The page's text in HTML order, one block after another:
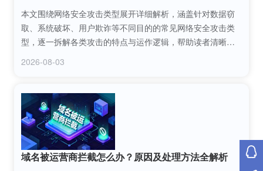
本文围绕网络安全攻击类型展开详细解析，涵盖针对数据窃
取、系统破坏、用户欺诈等不同目的的常见网络安全攻击类
型，逐一拆解各类攻击的特点与运作逻辑，帮助读者清晰识
2026-08-03
域名被运营商拦截怎么办？原因及处理方法全解析